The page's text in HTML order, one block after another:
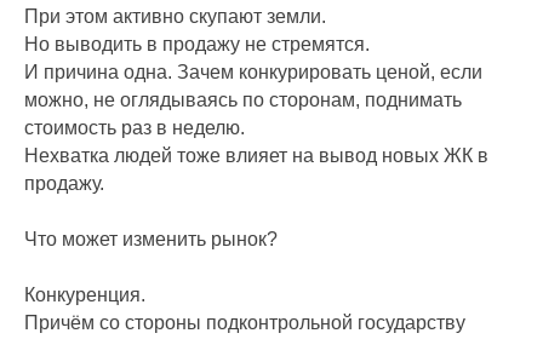
При этом активно скупают земли.
Но выводить в продажу не стремятся.
И причина одна. Зачем конкурировать ценой, если
можно, не оглядываясь по сторонам, поднимать
стоимость раз в неделю.
Нехватка людей тоже влияет на вывод новых ЖК в
продажу.
Что может изменить рынок?
Конкуренция.
Причём со стороны подконтрольной государству